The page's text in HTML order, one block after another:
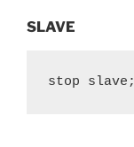
SLAVE
stop slave;